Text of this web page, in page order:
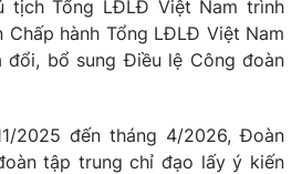
tịch Tổng LĐLĐ Việt Nam trình
Chấp hành Tổng LĐLĐ Việt Nam
đổi, bổ sung Điều lệ Công đoàn
2025 đến tháng 4/2026, Đoàn
tập trung chỉ đạo lấy ý kiến